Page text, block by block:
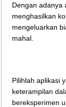
Dengan adanya
menghasilkan
mengeluarkan
mahal.
Pilihlah aplikasi
keterampilan
bereksperimen